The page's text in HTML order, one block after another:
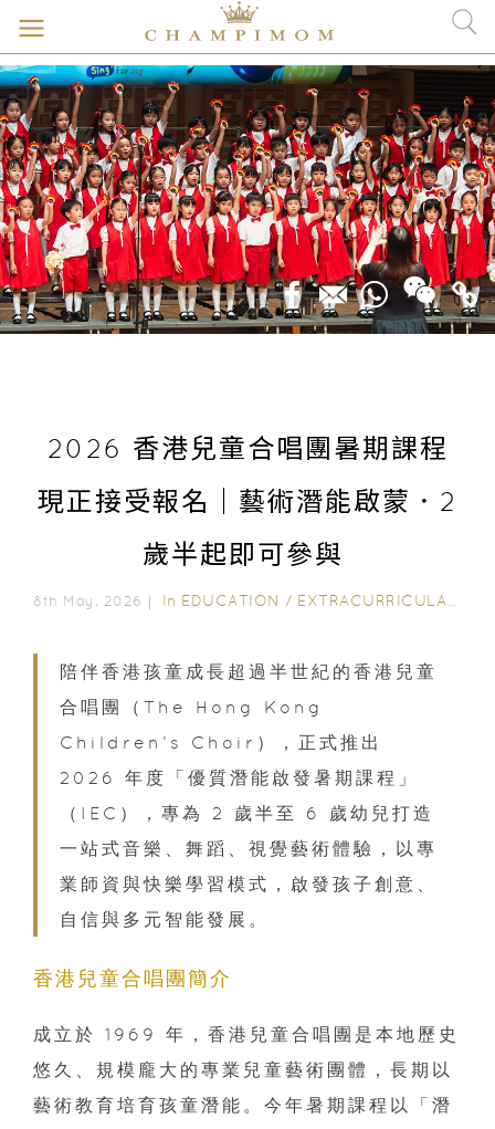
2026 香港兒童合唱團暑期課程
現正接受報名｜藝術潛能啟蒙．2
歲半起即可參與
8th May, 2026｜ In EDUCATION / EXTRACURRICULAR ACTIVITIES
陪伴香港孩童成長超過半世紀的香港兒童
合唱團（The Hong Kong
Children’s Choir），正式推出
2026 年度「優質潛能啟發暑期課程」
（IEC），專為 2 歲半至 6 歲幼兒打造
一站式音樂、舞蹈、視覺藝術體驗，以專
業師資與快樂學習模式，啟發孩子創意、
自信與多元智能發展。
香港兒童合唱團簡介
成立於 1969 年，香港兒童合唱團是本地歷史
悠久、規模龐大的專業兒童藝術團體，長期以
藝術教育培育孩童潛能。今年暑期課程以「潛